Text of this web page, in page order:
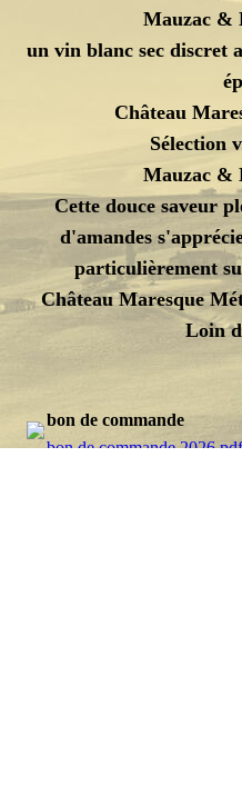
Mauzac &
un vin blanc sec discret
Château
Sélection
Mauzac &
Cette douce saveur
d'amandes
particulièrement
Château Maresque
Loin
bon de commande
bon de commande